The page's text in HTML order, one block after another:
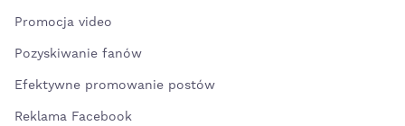
Promocja video
Pozyskiwanie fanów
Efektywne promowanie postów
Reklama Facebook